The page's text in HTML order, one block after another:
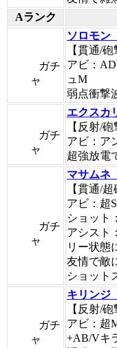
Aランク
ガチ
ャ
ソロモン
【貫通/砲
アビ：
ュM
弱点衝撃
ガチ
ャ
エクスカ
【反射/砲
アビ：ア
超強放電
ガチ
ャ
マサムネ
【貫通/
アビ：超
ショット
アシスト
リー状態
友情で敵
ショット
ガチ
ャ
キリンジ
【反射/砲
アビ：超
+AB/Vキ